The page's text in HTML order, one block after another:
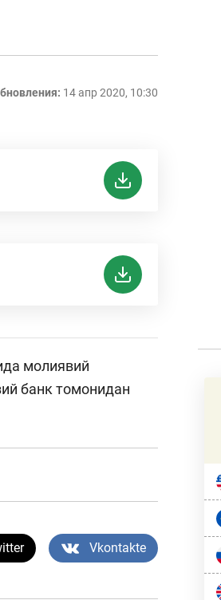
14 апр 2020, 10:30
молиявий
банк томонидан
Vkontakte